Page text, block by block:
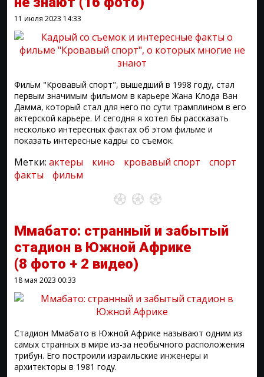
11 июля 2023 14:33
Фильм "Кровавый спорт", вышедший в 1998 году, стал
первым значимым фильмом в карьере Жана Клода Ван
Дамма, который стал для него по сути трамплином в его
актерской карьере. И сегодня я хотел бы рассказать
несколько интересных фактах об этом фильме и
показать интересные кадры со съемок.
Метки: актеры кино кровавый спорт
спорт
факты
фильм
Ммабато: странный и забытый
стадион в Южной Африке
(8 фото + 2 видео)
18 мая 2023 00:33
Стадион Ммабато в Южной Африке называют одним из
самых странных в мире из-за необычного расположения
трибун. Его построили израильские инженеры и
архитекторы в 1981 году.